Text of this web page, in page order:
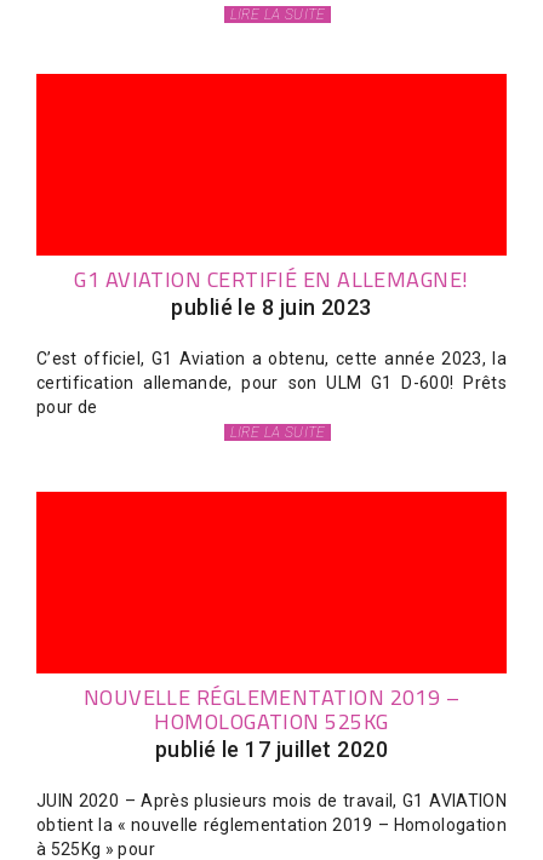
LIRE LA SUITE
G1 AVIATION CERTIFIÉ EN ALLEMAGNE!
publié le 8 juin 2023
C’est officiel, G1 Aviation a obtenu, cette année 2023, la
certification allemande, pour son ULM G1 D-600! Prêts
pour de
LIRE LA SUITE
NOUVELLE RÉGLEMENTATION 2019 –
HOMOLOGATION 525KG
publié le 17 juillet 2020
JUIN 2020 – Après plusieurs mois de travail, G1 AVIATION
obtient la « nouvelle réglementation 2019 – Homologation
à 525Kg » pour